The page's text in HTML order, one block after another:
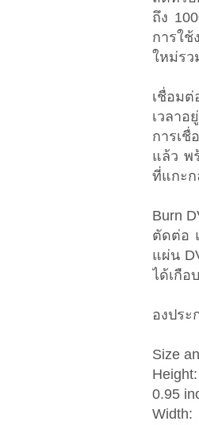
ถึง
การใ
ใหม่ร
เชื่อมต่
เวลาอ
การเ
แล้ว พ
ที่แกะก
Burn
ตัดต่อ
แผ่น
ได้เกือ
องประ
Size
Height:
0.95
Width: